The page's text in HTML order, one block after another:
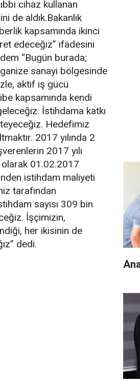
cihaz kullanan
de aldık.Bakanlık
kapsamında ikinci
edeceğiz” ifadesini
“Bugün burada;
sanayi bölgesinde
aktif iş gücü
kapsamında kendi
İstihdama katkı
Hedefimiz
2017 yılında 2
2017 yılı
olarak 01.02.2017
istihdam maliyeti
tarafından
sayısı 309 bin
İşçimizin,
her ikisinin de
dedi.